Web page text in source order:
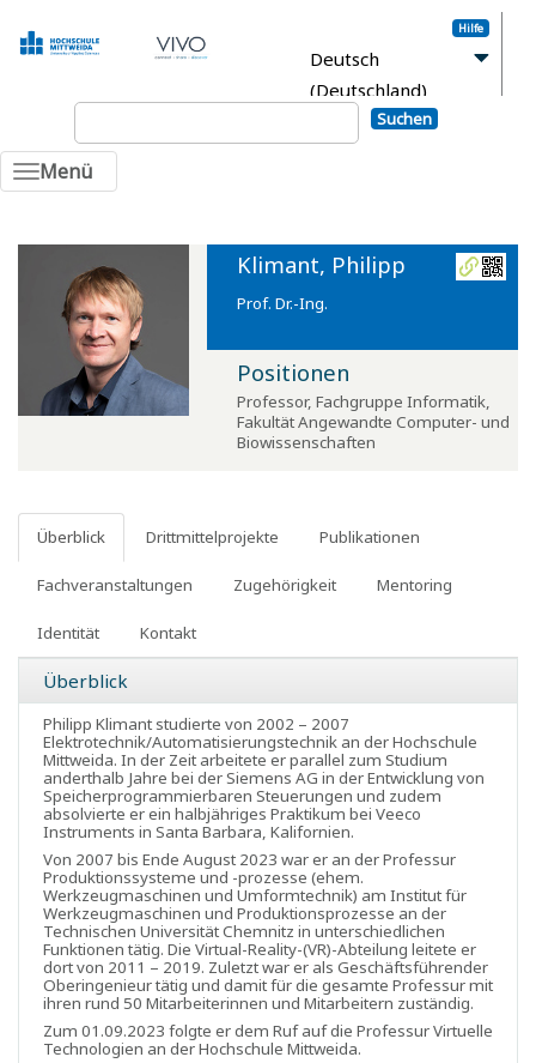
Hilfe
Deutsch
(Deutschland)
Suchen
Menü
Klimant, Philipp
Prof. Dr.-Ing.
Positionen
Professor, Fachgruppe Informatik,
Fakultät Angewandte Computer- und
Biowissenschaften
Überblick Drittmittelprojekte Publikationen
Fachveranstaltungen Zugehörigkeit Mentoring
Identität Kontakt
Überblick
Philipp Klimant studierte von 2002 – 2007
Elektrotechnik/Automatisierungstechnik an der Hochschule
Mittweida. In der Zeit arbeitete er parallel zum Studium
anderthalb Jahre bei der Siemens AG in der Entwicklung von
Speicherprogrammierbaren Steuerungen und zudem
absolvierte er ein halbjähriges Praktikum bei Veeco
Instruments in Santa Barbara, Kalifornien.
Von 2007 bis Ende August 2023 war er an der Professur
Produktionssysteme und -prozesse (ehem.
Werkzeugmaschinen und Umformtechnik) am Institut für
Werkzeugmaschinen und Produktionsprozesse an der
Technischen Universität Chemnitz in unterschiedlichen
Funktionen tätig. Die Virtual-Reality-(VR)-Abteilung leitete er
dort von 2011 – 2019. Zuletzt war er als Geschäftsführender
Oberingenieur tätig und damit für die gesamte Professur mit
ihren rund 50 Mitarbeiterinnen und Mitarbeitern zuständig.
Zum 01.09.2023 folgte er dem Ruf auf die Professur Virtuelle
Technologien an der Hochschule Mittweida.